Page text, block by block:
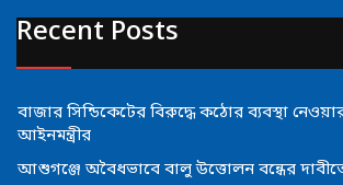
Recent Posts
বাজার সিন্ডিকেটের বিরুদ্ধে কঠোর ব্যবস্থা
আইনমন্ত্রীর
আশুগঞ্জে অবৈধভাবে বালু উত্তোলন বন্ধের